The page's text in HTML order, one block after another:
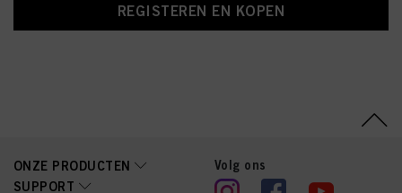
REGISTEREN EN KOPEN
ONZE PRODUCTEN
SUPPORT
Volg ons